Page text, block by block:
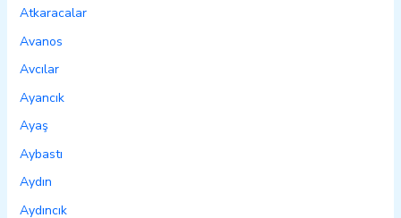
Atkaracalar
Avanos
Avcılar
Ayancık
Ayaş
Aybastı
Aydın
Aydıncık